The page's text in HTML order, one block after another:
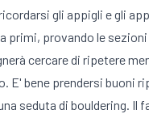
gli appigli e gli
primi, provando le
cercare di ripetere
E' bene prendersi
seduta di bouldering. Il